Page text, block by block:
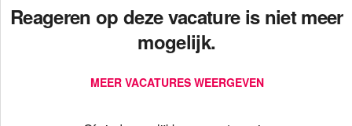
Reageren op deze vacature is niet meer
mogelijk.
MEER VACATURES WEERGEVEN